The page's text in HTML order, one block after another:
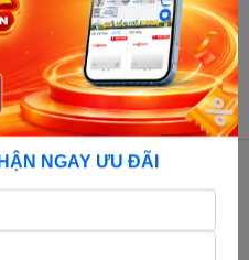
Tủ lạnh Samsung Inverter 655 lít
Side By Side RS70F65Q3FSV
14.090.000đ
22.140.000đ
NGAY ƯU ĐÃI